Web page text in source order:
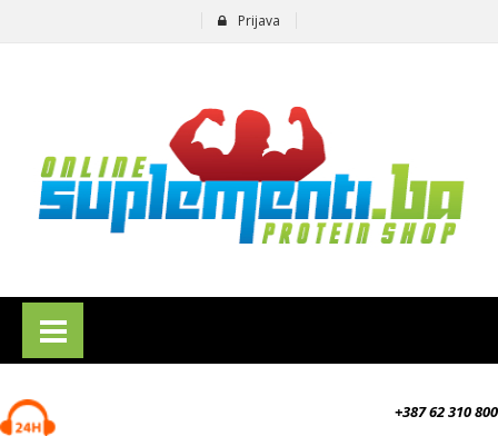
Prijava
+387 62 310 800